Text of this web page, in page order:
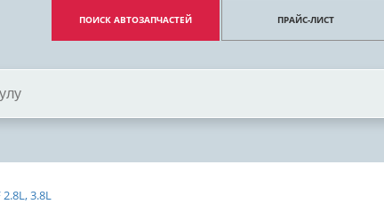
ПОИСК АВТОЗАПЧАСТЕЙ ПРАЙС-ЛИСТ
3.8L